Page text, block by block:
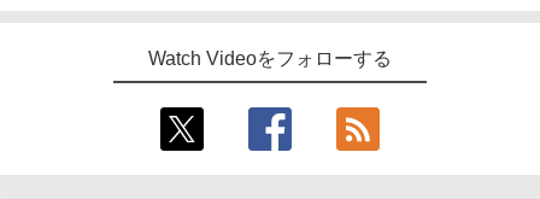
Watch Videoをフォローする